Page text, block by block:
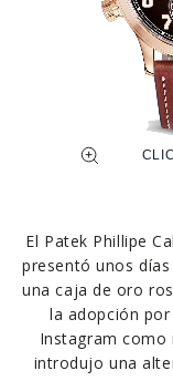
El Patek Phillipe
presentó unos
una caja de oro
la adopción
Instagram como
introdujo una